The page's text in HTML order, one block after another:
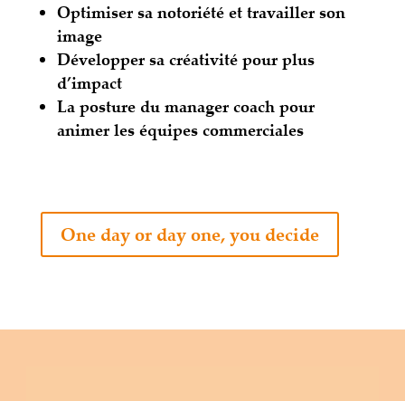
Optimiser sa notoriété et travailler son
image
Développer sa créativité pour plus
d’impact
La posture du manager coach pour
animer les équipes commerciales
One day or day one, you decide